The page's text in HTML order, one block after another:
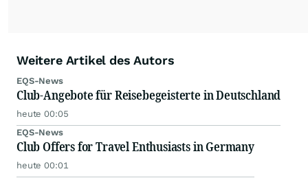
Weitere Artikel des Autors
EQS-News
Club-Angebote für Reisebegeisterte in Deutschland
heute 00:05
EQS-News
Club Offers for Travel Enthusiasts in Germany
heute 00:01